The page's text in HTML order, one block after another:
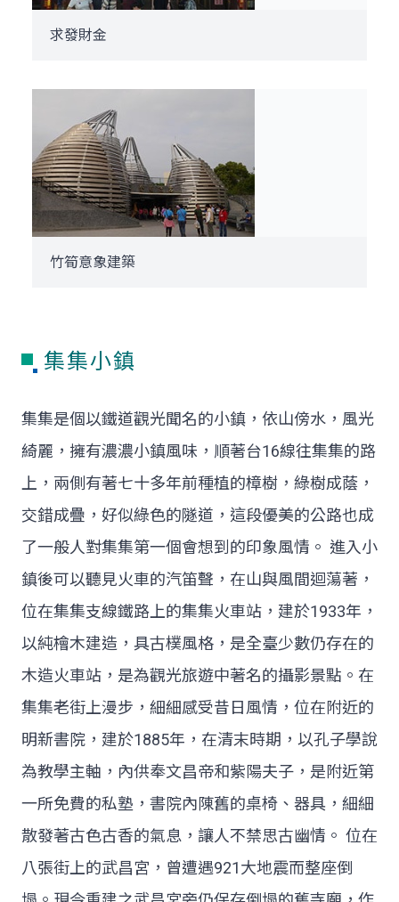
求發財金
竹筍意象建築
集集小鎮
集集是個以鐵道觀光聞名的小鎮，依山傍水，風光
綺麗，擁有濃濃小鎮風味，順著台16線往集集的路
上，兩側有著七十多年前種植的樟樹，綠樹成蔭，
交錯成疊，好似綠色的隧道，這段優美的公路也成
了一般人對集集第一個會想到的印象風情。 進入小
鎮後可以聽見火車的汽笛聲，在山與風間迴蕩著，
位在集集支線鐵路上的集集火車站，建於1933年，
以純檜木建造，具古樸風格，是全臺少數仍存在的
木造火車站，是為觀光旅遊中著名的攝影景點。在
集集老街上漫步，細細感受昔日風情，位在附近的
明新書院，建於1885年，在清末時期，以孔子學說
為教學主軸，內供奉文昌帝和紫陽夫子，是附近第
一所免費的私塾，書院內陳舊的桌椅、器具，細細
散發著古色古香的氣息，讓人不禁思古幽情。 位在
八張街上的武昌宮，曾遭遇921大地震而整座倒